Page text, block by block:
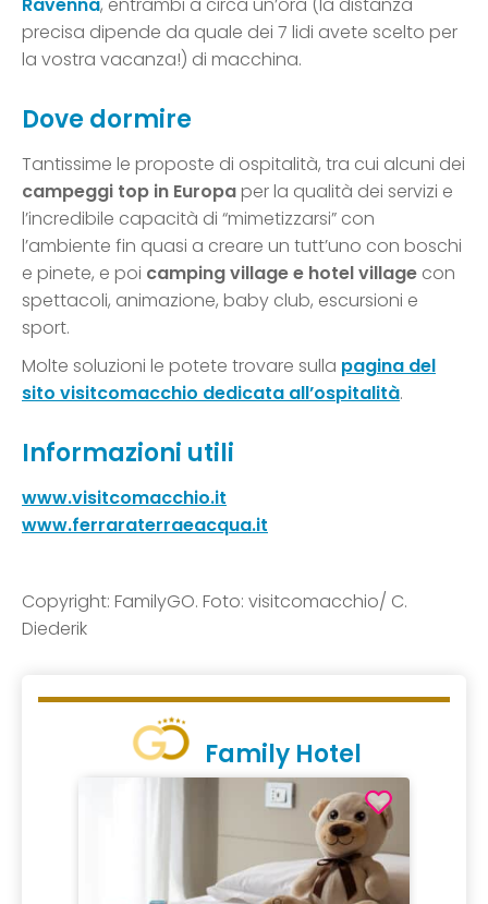
precisa dipende da quale dei 7 lidi avete scelto per
la vostra vacanza!) di macchina.
Dove dormire
Tantissime le proposte di ospitalità, tra cui alcuni dei
campeggi top in Europaper la qualità dei servizi e
l’incredibile capacità di “mimetizzarsi” con
l’ambiente fin quasi a creare un tutt’uno con boschi
e pinete, e poi camping village e hotel village con
spettacoli, animazione, baby club, escursioni e
sport.
Molte soluzioni le potete trovare sulla pagina del
sito visitcomacchio dedicata all’ospitalità.
Informazioni utili
www.visitcomacchio.it
www.ferraraterraeacqua.it
Copyright: FamilyGO. Foto: visitcomacchio/ C.
Diederik
Family Hotel